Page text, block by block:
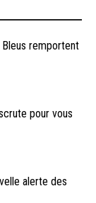
Bleus remportent
pour vous
alerte des